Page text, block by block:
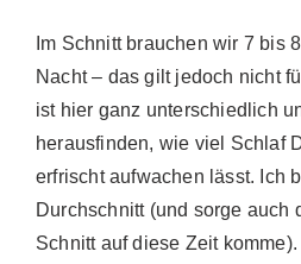
Im Schnitt brauchen wir 7 bis
Nacht – das gilt jedoch nicht
ist hier ganz unterschiedlich
herausfinden, wie viel Schlaf
erfrischt aufwachen lässt. Ich
Durchschnitt (und sorge auch
Schnitt auf diese Zeit komme).